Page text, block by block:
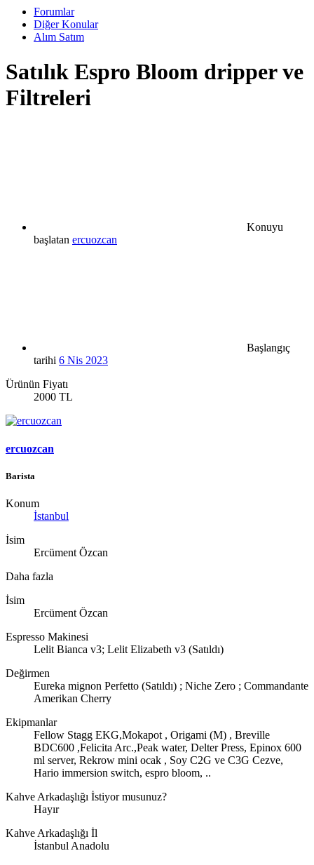
Forumlar
Diğer Konular
Alım Satım
Satılık Espro Bloom dripper ve
Filtreleri
Konuyu
başlatan ercuozcan
Başlangıç
tarihi 6 Nis 2023
Ürünün Fiyatı
2000 TL
ercuozcan
Barista
Konum
İstanbul
İsim
Ercüment Özcan
Daha fazla
İsim
Ercüment Özcan
Espresso Makinesi
Lelit Bianca v3; Lelit Elizabeth v3 (Satıldı)
Değirmen
Eureka mignon Perfetto (Satıldı) ; Niche Zero ; Commandante
Amerikan Cherry
Ekipmanlar
Fellow Stagg EKG,Mokapot , Origami (M) , Breville
BDC600 ,Felicita Arc.,Peak water, Delter Press, Epinox 600
ml server, Rekrow mini ocak , Soy C2G ve C3G Cezve,
Hario immersion switch, espro bloom, ..
Kahve Arkadaşlığı İstiyor musunuz?
Hayır
Kahve Arkadaşlığı İl
İstanbul Anadolu